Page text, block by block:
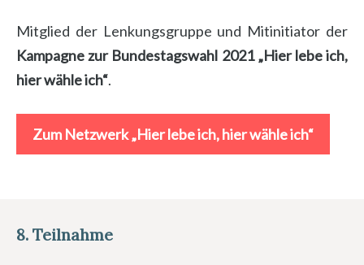
Mitglied der Lenkungsgruppe und Mitinitiator der
Kampagne zur Bundestagswahl 2021 „Hier lebe ich,
hier wähle ich“.
Zum Netzwerk „Hier lebe ich, hier wähle ich“
8. Teilnahme